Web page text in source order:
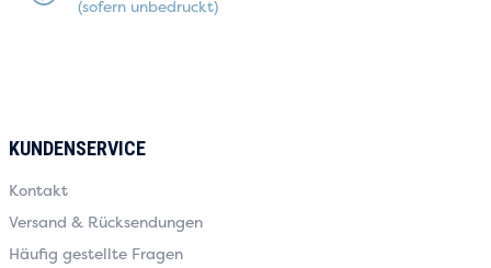
(sofern unbedruckt)
KUNDENSERVICE
Kontakt
Versand & Rücksendungen
Häufig gestellte Fragen